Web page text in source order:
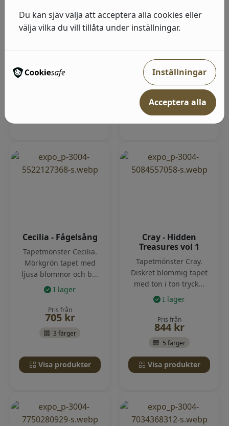
Brittsommar. Svart
tapet med färglada
blommor o...
I lager
Pris från
658kr
Stormönstrad blommig
tapet "Britts...
Pris från
663kr
5 färger
Visa produkter
Cecilia - Fågelsång
Tapetmönster Cecilia.
Mörkgrön tapet med
ljusa blommor och b...
I lager
Pris från
705 kr
3 färger
Visa produkter
Cray - Hidden
Treasures vol 1
Tapetmönster Cray.
Diskret blommig tapet
med ton i ton tryck...
I lager
Pris från
844 kr
5 färger
Visa produkter
Du kan sjäv välja att acceptera alla cookies eller
välja vilka du vill tillåta under inställningar.
Inställningar
Acceptera alla